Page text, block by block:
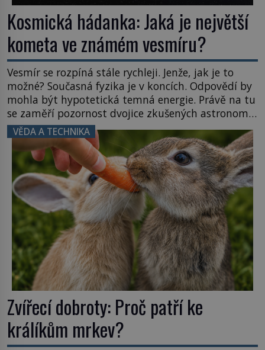
Kosmická hádanka: Jaká je největší
kometa ve známém vesmíru?
Vesmír se rozpíná stále rychleji. Jenže, jak je to
možné? Současná fyzika je v koncích. Odpovědí by
mohla být hypotetická temná energie. Právě na tu
se zaměří pozornost dvojice zkušených astronomů.
Namísto ní ale objeví něco mnohem
hmatatelnějšího. Naprosto rekordní kometu!
Astronomové Pedro Bernardinelli a Gary Bernstein
mravenčí prací zkoumají archivní snímky v rámci
Průzkumu temné energie […]
VĚDA A TECHNIKA
Zvířecí dobroty: Proč patří ke
králíkům mrkev?